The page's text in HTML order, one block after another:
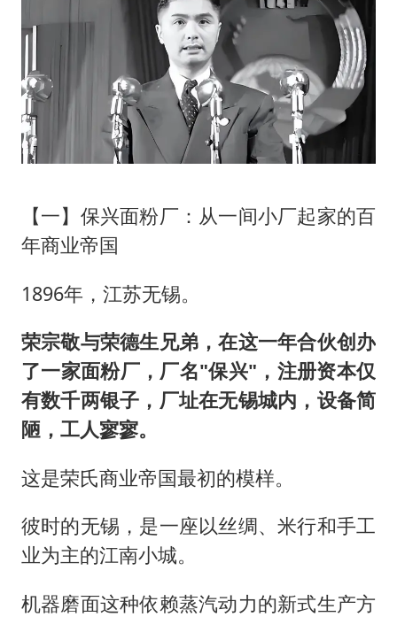
【一】保兴面粉厂：从一间小厂起家的百
年商业帝国
1896年，江苏无锡。
荣宗敬与荣德生兄弟，在这一年合伙创办
了一家面粉厂，厂名"保兴"，注册资本仅
有数千两银子，厂址在无锡城内，设备简
陋，工人寥寥。
这是荣氏商业帝国最初的模样。
彼时的无锡，是一座以丝绸、米行和手工
业为主的江南小城。
机器磨面这种依赖蒸汽动力的新式生产方